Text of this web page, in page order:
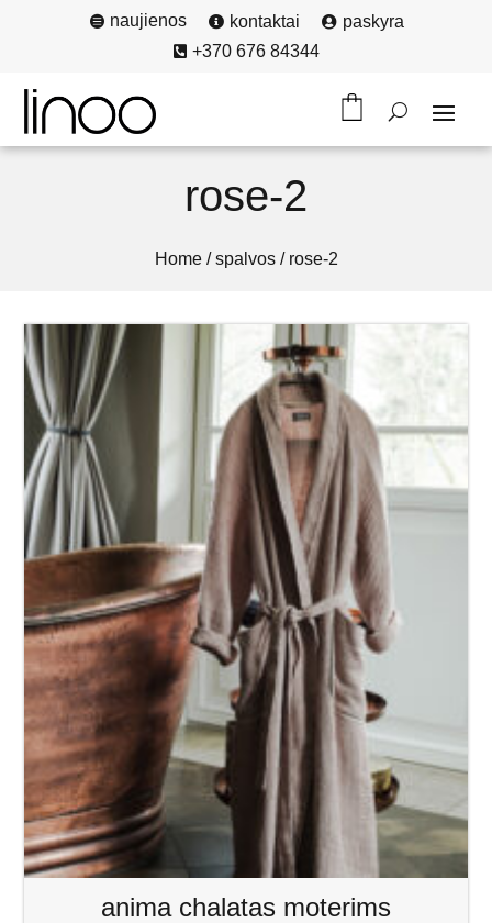
 naujienos  kontaktai  paskyra
 +370 676 84344
rose-2
Home/spalvos/ rose-2
anima chalatas moterims